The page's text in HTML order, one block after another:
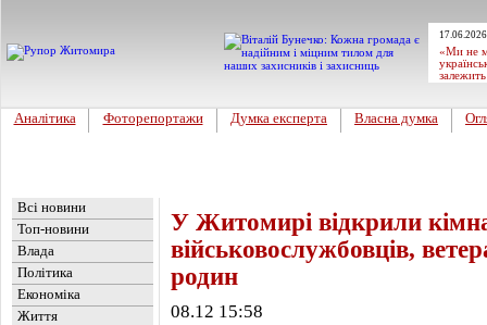
«Ми не
Аналітика Фоторепортажи Думка експерта Власна думка
Всі новини
Топ-новини
Влада
Політика
Економіка
Життя
У Житомирі відкрили
військовослужбовців,
родин
08.12 15:58